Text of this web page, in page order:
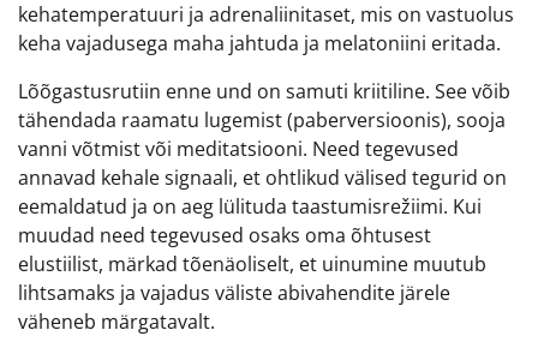
kehatemperatuuri ja adrenaliinitaset, mis on vastuolus
keha vajadusega maha jahtuda ja melatoniini eritada.
Lõõgastusrutiin enne und on samuti kriitiline. See võib
tähendada raamatu lugemist (paberversioonis), sooja
vanni võtmist või meditatsiooni. Need tegevused
annavad kehale signaali, et ohtlikud välised tegurid on
eemaldatud ja on aeg lülituda taastumisrežiimi. Kui
muudad need tegevused osaks oma õhtusest
elustiilist, märkad tõenäoliselt, et uinumine muutub
lihtsamaks ja vajadus väliste abivahendite järele
väheneb märgatavalt.